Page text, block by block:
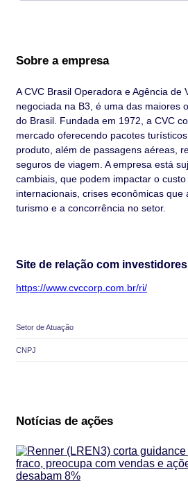
Sobre a empresa
A CVC Brasil Operadora e Agência de
negociada na B3, é uma das maiores
do Brasil. Fundada em 1972, a CVC
mercado oferecendo pacotes
produto, além de passagens aéreas,
seguros de viagem. A empresa está
cambiais, que podem impactar o
internacionais, crises econômicas que
turismo e a concorrência no setor.
Site de relação com investidores
https://www.cvccorp.com.br/ri/
Setor de Atuação
CNPJ
Notícias de ações